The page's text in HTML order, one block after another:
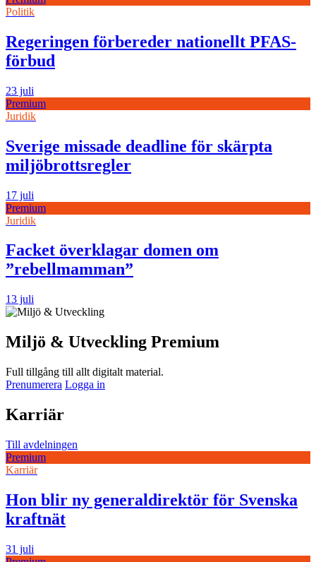
Politik
Regeringen förbereder nationellt PFAS-
förbud
23 juli
Premium
Juridik
Sverige missade deadline för skärpta
miljöbrottsregler
17 juli
Premium
Juridik
Facket överklagar domen om
”rebellmamman”
13 juli
Miljö & Utveckling Premium
Full tillgång till allt digitalt material.
Prenumerera Logga in
Karriär
Till avdelningen
Premium
Karriär
Hon blir ny generaldirektör för Svenska
kraftnät
31 juli